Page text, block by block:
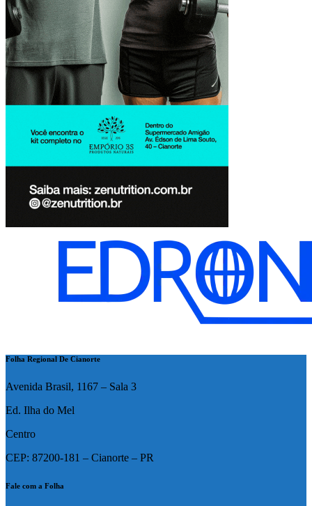
Folha Regional De Cianorte
Avenida Brasil, 1167 – Sala 3
Ed. Ilha do Mel
Centro
CEP: 87200-181 – Cianorte – PR
Fale com a Folha